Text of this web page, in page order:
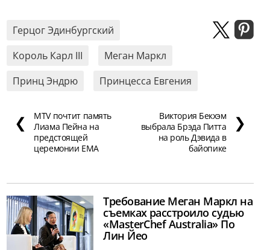
Герцог Эдинбургский
Король Карл III
Меган Маркл
Принц Эндрю
Принцесса Евгения
❮
MTV почтит память
Лиама Пейна на
предстоящей
церемонии EMA
Виктория Бекхэм
выбрала Брэда Питта
на роль Дэвида в
байопике
❯
Требование Меган Маркл на
съемках расстроило судью
«MasterChef Australia» По
Лин Йео